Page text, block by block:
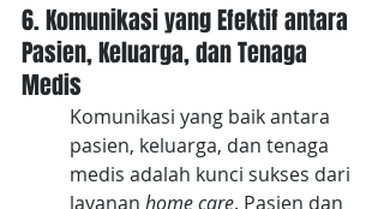
6. Komunikasi yang Efektif antara
Pasien, Keluarga, dan Tenaga
Medis
Komunikasi yang baik antara
pasien, keluarga, dan tenaga
medis adalah kunci sukses dari
layanan home care. Pasien dan